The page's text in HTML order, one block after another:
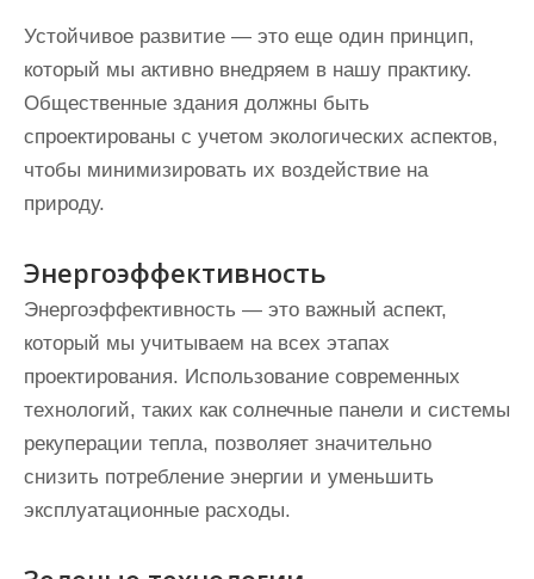
Устойчивое развитие — это еще один принцип,
который мы активно внедряем в нашу практику.
Общественные здания должны быть
спроектированы с учетом экологических аспектов,
чтобы минимизировать их воздействие на
природу.
Энергоэффективность
Энергоэффективность — это важный аспект,
который мы учитываем на всех этапах
проектирования. Использование современных
технологий, таких как солнечные панели и системы
рекуперации тепла, позволяет значительно
снизить потребление энергии и уменьшить
эксплуатационные расходы.